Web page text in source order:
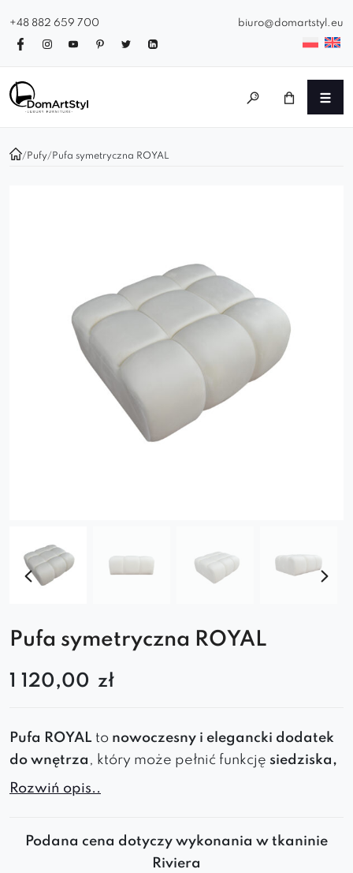
+48 882 659 700 biuro@domartstyl.eu
/ Pufy/ Pufa symetryczna ROYAL
Pufa symetryczna ROYAL
1 120,00 zł
Pufa ROYAL to nowoczesny i elegancki dodatek
do wnętrza , który może pełnić funkcję siedziska,
podnóżka lub dekoracyjnego akcentu
osób ceniących komfort i estetykę.
Rozwiń opis..
Podana cena dotyczy wykonania w tkaninie
Riviera